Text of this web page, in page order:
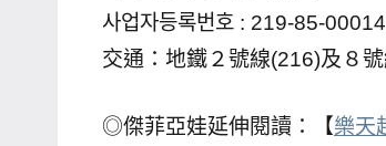
及
動
持、
사업자등록번호 : 219-85-
交通：地鐵２號線(216)及８
◎傑菲亞娃延伸閱讀：【樂天